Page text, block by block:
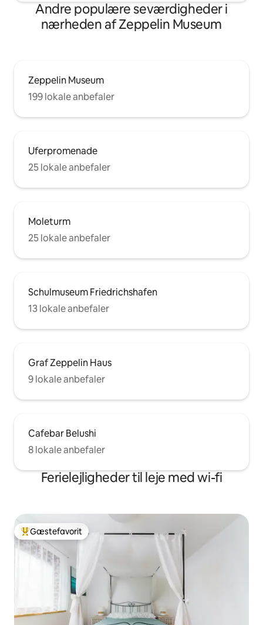
Andre populære seværdigheder i
nærheden af Zeppelin Museum
Zeppelin Museum
199 lokale anbefaler
Uferpromenade
25 lokale anbefaler
Moleturm
25 lokale anbefaler
Schulmuseum Friedrichshafen
13 lokale anbefaler
Graf Zeppelin Haus
9 lokale anbefaler
Cafebar Belushi
8 lokale anbefaler
Ferielejligheder til leje med wi-fi
Bedste gæstefavorit
Gæstefavorit